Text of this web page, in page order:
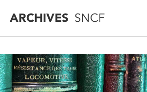
ARCHIVESSNCF